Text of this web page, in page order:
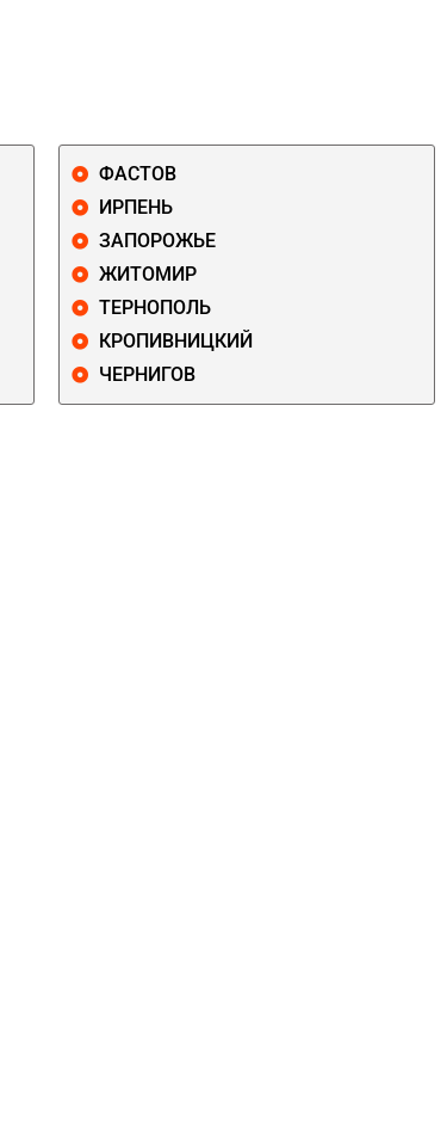
ФАСТОВ
ИРПЕНЬ
ЗАПОРОЖЬЕ
ЖИТОМИР
ТЕРНОПОЛЬ
КРОПИВНИЦКИЙ
ЧЕРНИГОВ